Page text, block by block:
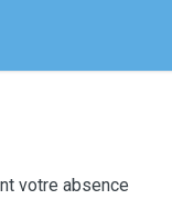
votre absence